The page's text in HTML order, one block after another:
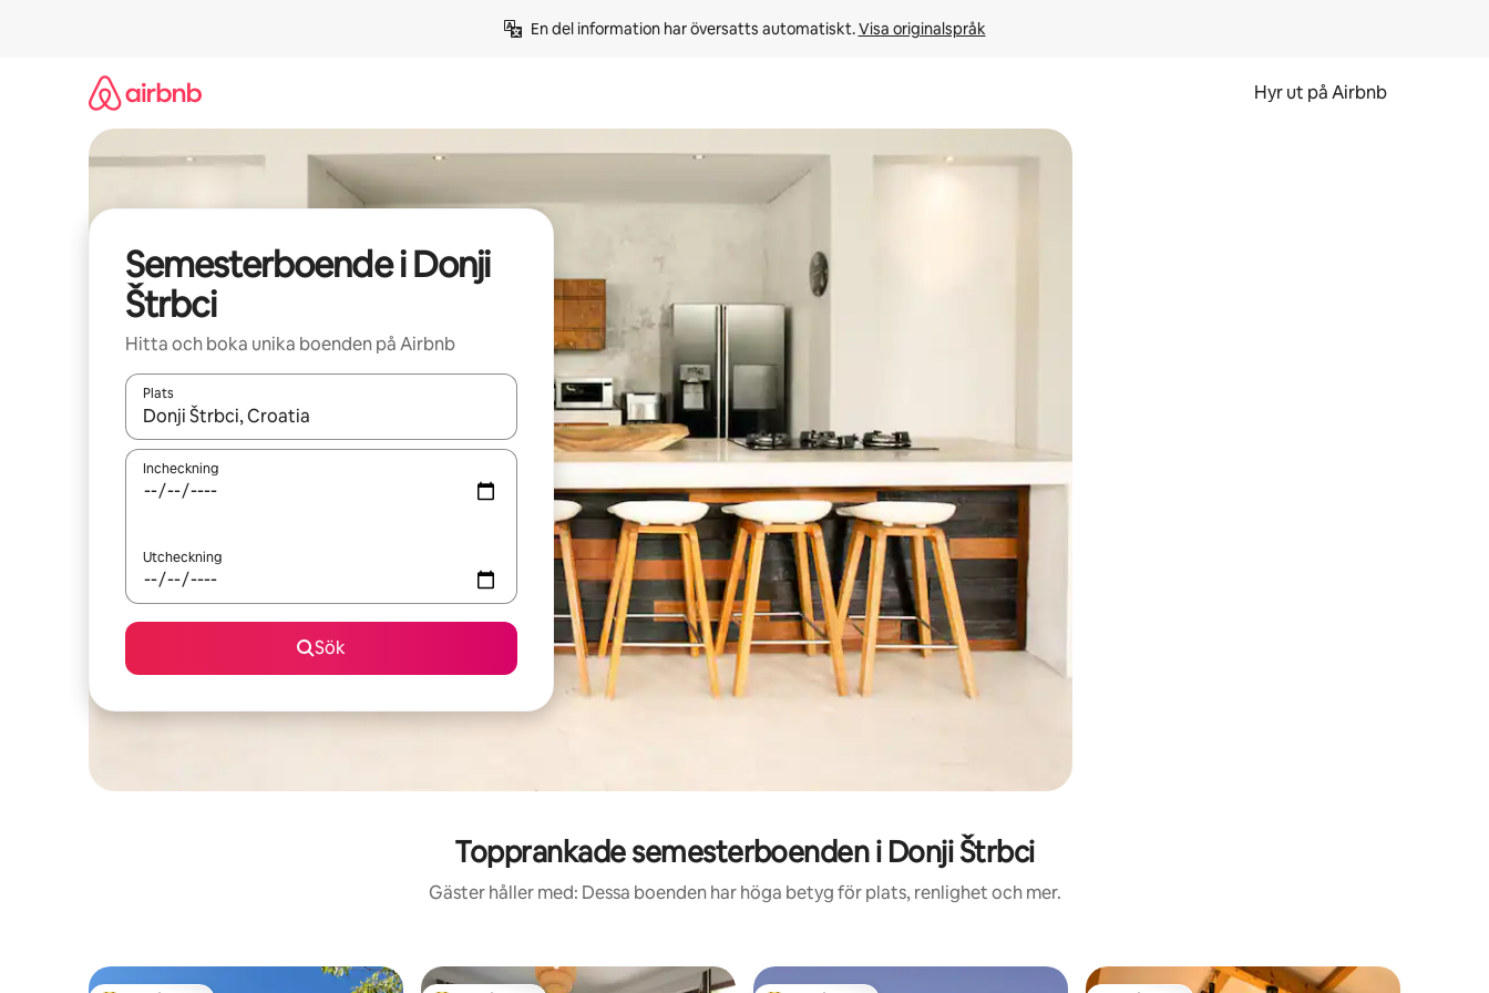
En del information har översatts automatiskt. Visa originalspråk
Hyr ut på Airbnb
Semesterboende i Donji
Štrbci
Hitta och boka unika boenden på Airbnb
Plats
När resultaten är tillgängliga kan du navigera med upp- och nedåtpilarna eller utforska genom att trycka eller svepa.
Incheckning
Utcheckning
Sök
Topprankade semesterboenden i Donji Štrbci
Gäster håller med: Dessa boenden har höga betyg för plats, renlighet och mer.